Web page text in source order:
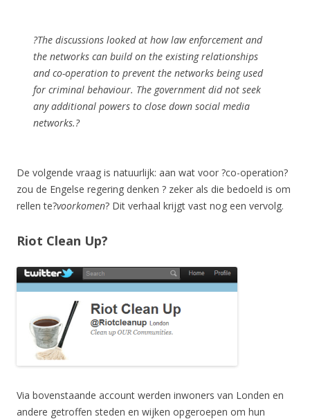
?The discussions looked at how law enforcement and
the networks can build on the existing relationships
and co-operation to prevent the networks being used
for criminal behaviour. The government did not seek
any additional powers to close down social media
networks.?
De volgende vraag is natuurlijk: aan wat voor ?co-operation?
zou de Engelse regering denken ? zeker als die bedoeld is om
rellen te?voorkomen? Dit verhaal krijgt vast nog een vervolg.
Riot Clean Up?
Via bovenstaande account werden inwoners van Londen en
andere getroffen steden en wijken opgeroepen om hun